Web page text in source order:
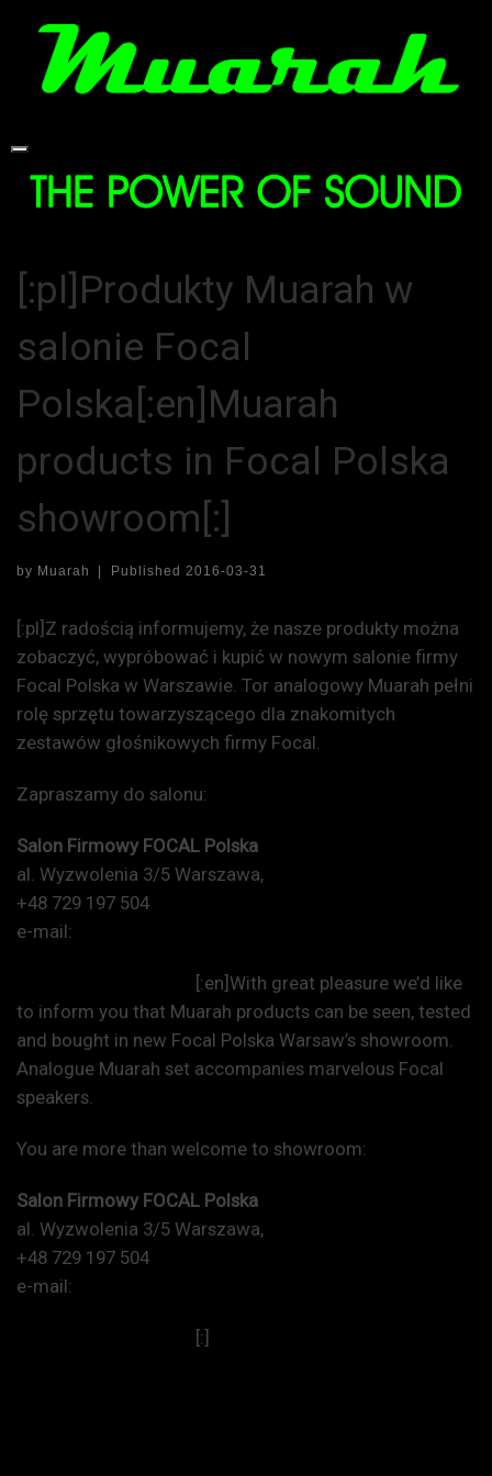
content
[:pl]Produkty Muarah w
salonie Focal
Polska[:en]Muarah
products in Focal Polska
showroom[:]
by Muarah Published 2016-03-31
[:pl]Z radością informujemy, że nasze produkty można
zobaczyć, wypróbować i kupić w nowym salonie firmy
Focal Polska w Warszawie. Tor analogowy Muarah pełni
rolę sprzętu towarzyszącego dla znakomitych
zestawów głośnikowych firmy Focal.
Zapraszamy do salonu:
Salon Firmowy FOCAL Polska
al. Wyzwolenia 3/5 Warszawa,
+48 729 197 504
e-mail:
[:en]With great pleasure we’d like
to inform you that Muarah products can be seen, tested
and bought in new Focal Polska Warsaw’s showroom.
Analogue Muarah set accompanies marvelous Focal
speakers.
You are more than welcome to showroom:
Salon Firmowy FOCAL Polska
al. Wyzwolenia 3/5 Warszawa,
+48 729 197 504
e-mail:
[:]